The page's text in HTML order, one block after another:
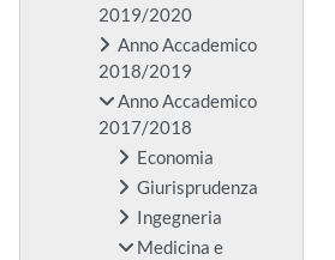
2019/2020
Anno Accademico
2018/2019
Anno Accademico
2017/2018
Economia
Giurisprudenza
Ingegneria
Medicina e